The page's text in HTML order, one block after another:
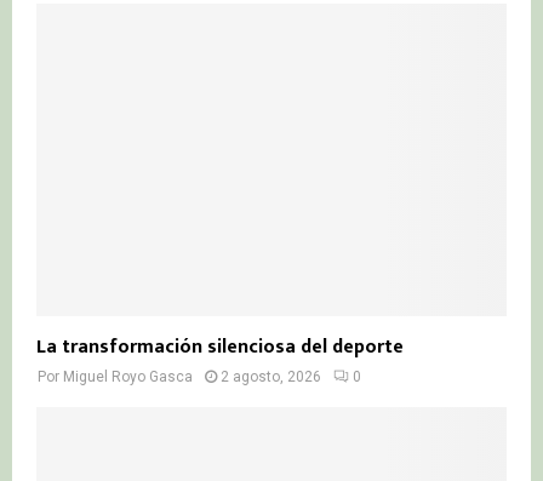
La transformación silenciosa del deporte
Por Miguel Royo Gasca 2 agosto, 2026 0